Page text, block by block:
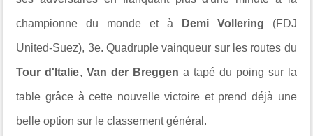
championne du monde et à Demi Vollering (FDJ
United-Suez), 3e. Quadruple vainqueur sur les routes du
Tour d'Italie, Van der Breggen a tapé du poing sur la
table grâce à cette nouvelle victoire et prend déjà une
belle option sur le classement général.